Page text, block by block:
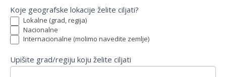
Koje geografske lokacije želite ciljati?
Lokalne (grad, regija)
Nacionalne
Internacionalne (molimo navedite zemlje)
Upišite grad/regiju koju želite ciljati